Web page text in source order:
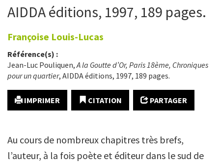
AIDDA éditions, 1997, 189 pages.
Françoise Louis-Lucas
Référence(s) :
Jean-Luc Pouliquen,A la Goutte d’Or, Paris 18ème, Chroniques
pour un quartier, AIDDA éditions, 1997, 189 pages.
IMPRIMER CITATION PARTAGER
Au cours de nombreux chapitres très brefs,
l’auteur, à la fois poète et éditeur dans le sud de